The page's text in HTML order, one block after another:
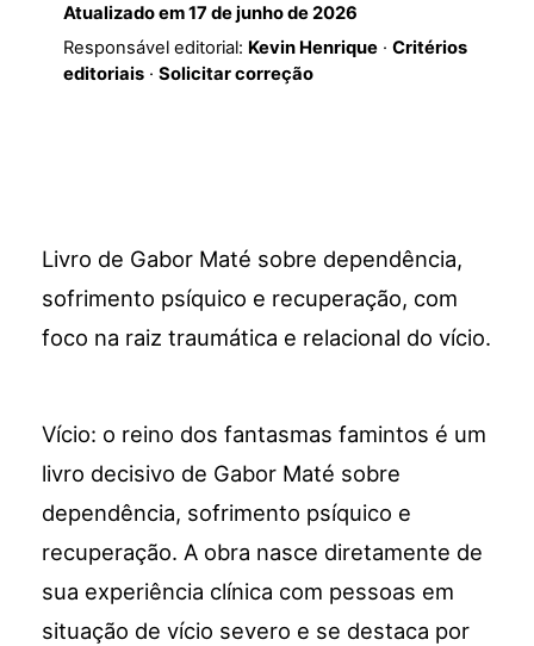
Atualizado em17 de junho de 2026
Responsável editorial: Kevin Henrique· Critérios
editoriais· Solicitar correção
Livro de Gabor Maté sobre dependência,
sofrimento psíquico e recuperação, com
foco na raiz traumática e relacional do vício.
Vício: o reino dos fantasmas famintos é um
livro decisivo de Gabor Maté sobre
dependência, sofrimento psíquico e
recuperação. A obra nasce diretamente de
sua experiência clínica com pessoas em
situação de vício severo e se destaca por